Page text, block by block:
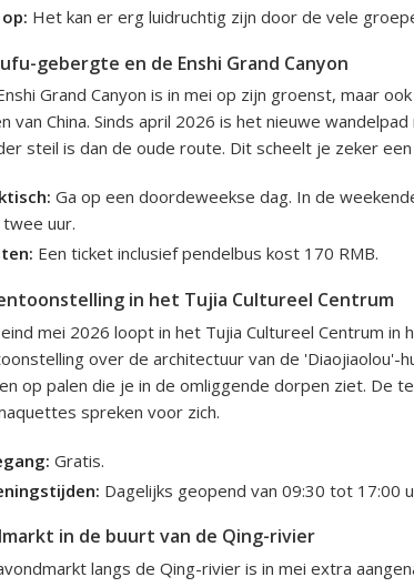
Het kan er erg luidruchtig zijn door de vele
gebergte en de Enshi Grand Canyon
Grand Canyon is in mei op zijn groenst, maar
van China. Sinds april 2026 is het nieuwe
steil is dan de oude route. Dit scheelt je zeker
Ga op een doordeweekse dag. In de
twee uur.
Een ticket inclusief pendelbus kost 170 RMB.
in het Tujia Cultureel Centrum
mei 2026 loopt in het Tujia Cultureel Centrum in
over de architectuur van de 'Diaojiaolou'-
op palen die je in de omliggende dorpen ziet. De
spreken voor zich.
Gratis.
Dagelijks geopend van 09:30 tot 17:00
in de buurt van de Qing-rivier
langs de Qing-rivier is in mei extra